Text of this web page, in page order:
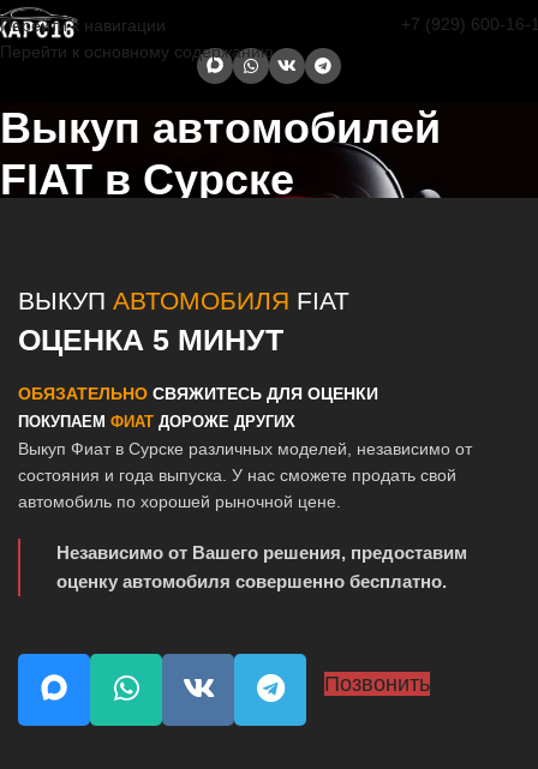
Перейти к навигации
Перейти к основному содержанию
+7 (929) 600-16-
Выкуп автомобилей
FIAT в Сурске
ВЫКУП АВТОМОБИЛЯ FIAT
ОЦЕНКА 5 МИНУТ
ОБЯЗАТЕЛЬНО СВЯЖИТЕСЬ ДЛЯ ОЦЕНКИ
ПОКУПАЕМ ФИАТ ДОРОЖЕ ДРУГИХ
Выкуп Фиат в Сурске различных моделей, независимо от
состояния и года выпуска. У нас сможете продать свой
автомобиль по хорошей рыночной цене.
Независимо от Вашего решения, предоставим
оценку автомобиля совершенно бесплатно.
Позвонить